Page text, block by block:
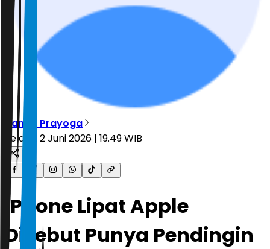
Nanda Prayoga
Selasa, 2 Juni 2026 | 19.49 WIB
iPhone Lipat Apple
Disebut Punya Pendingin